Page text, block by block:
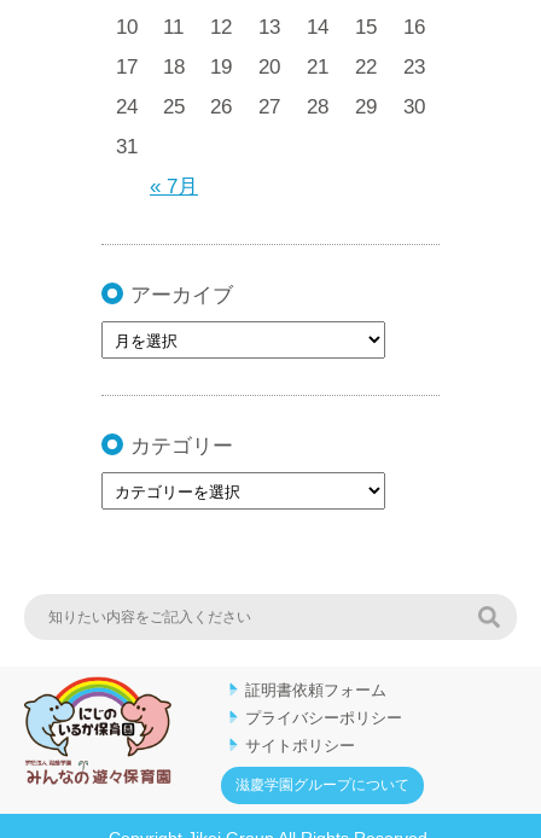
« 7月
10
11 12 13 14 15
16
17
18 19 20 21 22
23
24
25 26 27 28 29
30
31
アーカイブ
カテゴリー
証明書依頼フォーム
プライバシーポリシー
サイトポリシー
滋慶学園グループについて